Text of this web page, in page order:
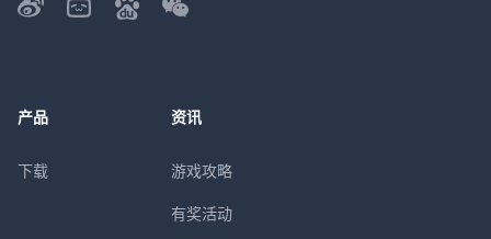
产品
下载
资讯
游戏攻略
有奖活动